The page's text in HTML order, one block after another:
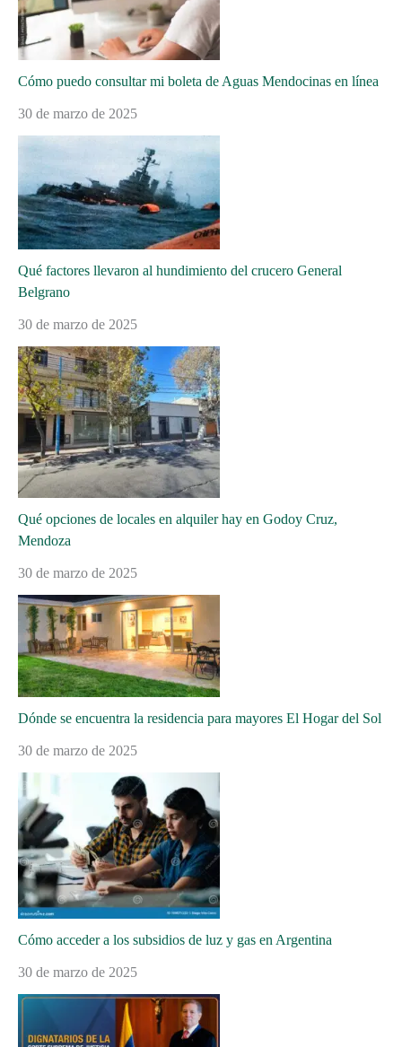
Cómo puedo consultar mi boleta de Aguas Mendocinas en línea
30 de marzo de 2025
Qué factores llevaron al hundimiento del crucero General
Belgrano
30 de marzo de 2025
Qué opciones de locales en alquiler hay en Godoy Cruz,
Mendoza
30 de marzo de 2025
Dónde se encuentra la residencia para mayores El Hogar del Sol
30 de marzo de 2025
Cómo acceder a los subsidios de luz y gas en Argentina
30 de marzo de 2025